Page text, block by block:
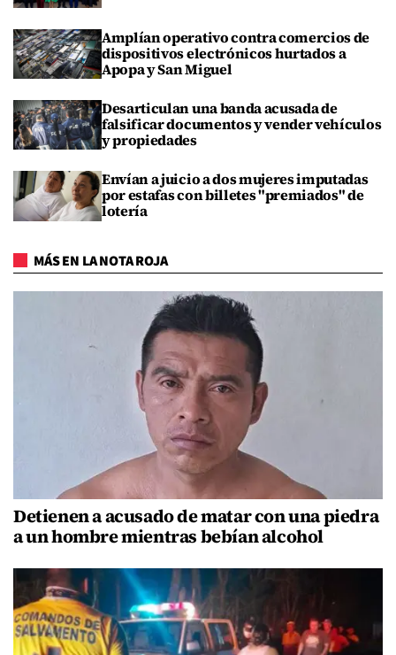
Amplían operativo contra comercios de
dispositivos electrónicos hurtados a
Apopa y San Miguel
Desarticulan una banda acusada de
falsificar documentos y vender vehículos
y propiedades
Envían a juicio a dos mujeres imputadas
por estafas con billetes "premiados" de
lotería
MÁS EN LA NOTA ROJA
Detienen a acusado de matar con una piedra
a un hombre mientras bebían alcohol